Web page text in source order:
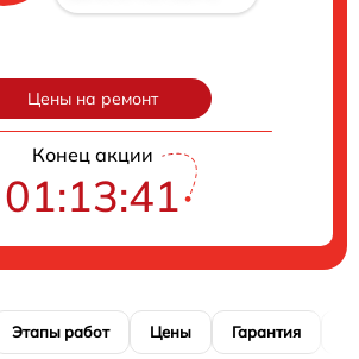
Цены на ремонт
Конец акции
01:13:41
Этапы работ Цены Гарантия